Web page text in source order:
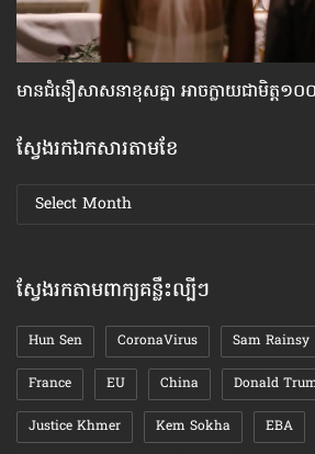
មាន​ជំនឿ​សាសនា​ខុស​គ្នា អាច​ក្លាយ​ជា​មិត្ត១០០
ស្វែងរកឯកសារតាមខែ
ស្វែងរក
ឯកសារ
ស្វែងរកតាមពាក្យគន្លឹះល្បីៗ
Hun Sen CoronaVirus Sam Rainsy
France EU China Donald
Justice Khmer Kem Sokha EBA